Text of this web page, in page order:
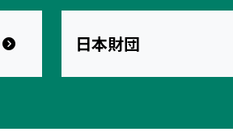
日本財団